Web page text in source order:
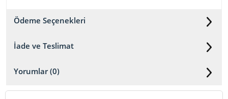
Ödeme Seçenekleri
İade ve Teslimat
Yorumlar (0)